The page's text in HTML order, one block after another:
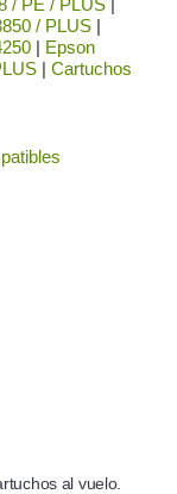
/ PLUS |
| Epson
| Cartuchos
al vuelo.